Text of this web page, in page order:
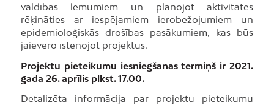
valdības lēmumiem un plānojot aktivitātes
rēķināties ar iespējamiem ierobežojumiem un
epidemioloģiskās drošības pasākumiem, kas būs
jāievēro īstenojot projektus.
Projektu pieteikumu iesniegšanas termiņš ir 2021.
gada 26. aprīlis plkst. 17.00.
Detalizēta informācija par projektu pieteikumu